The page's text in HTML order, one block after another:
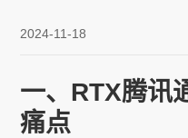
2024-11-18
一、RTX腾讯
痛点